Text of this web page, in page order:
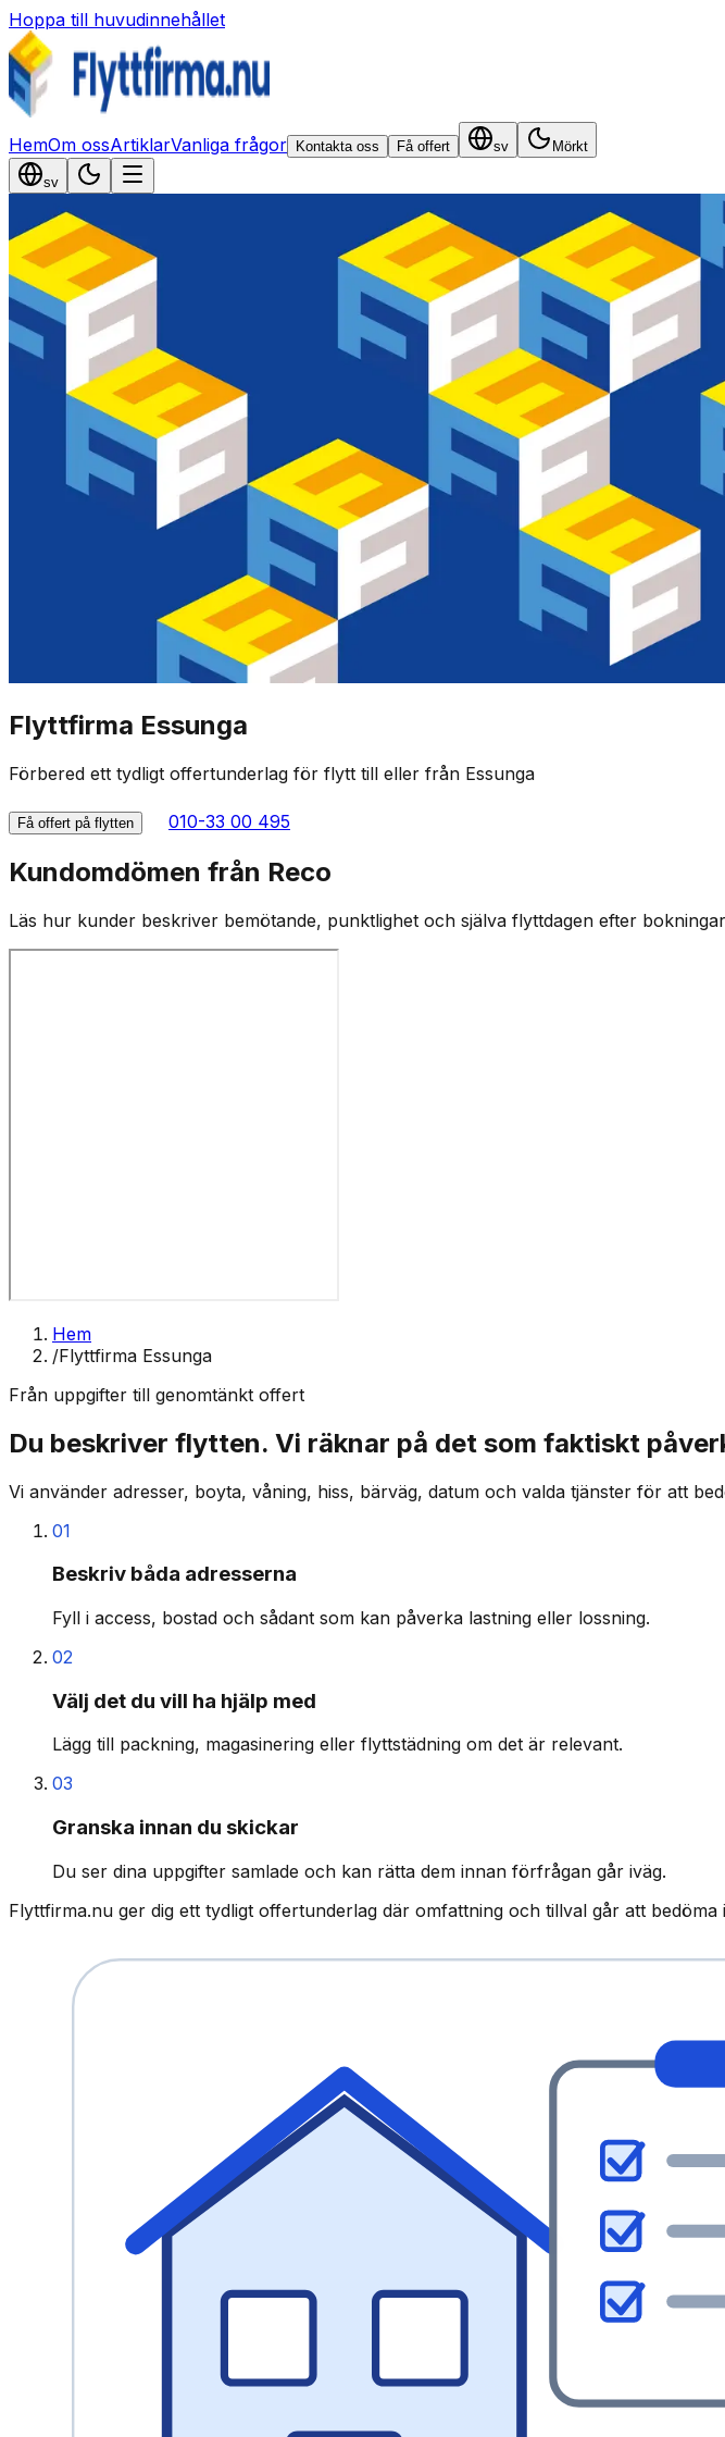
Hoppa till huvudinnehållet
HemOm ossArtiklarVanliga frågor Kontakta oss Få offert sv Mörkt
sv
Flyttfirma Essunga
Förbered ett tydligt offertunderlag för flytt till eller från Essunga
Få offert på flytten 010-33 00 495
Kundomdömen från Reco
Läs hur kunder beskriver bemötande, punktlighet och själva flyttdagen efter
Hem
/Flyttfirma Essunga
Från uppgifter till genomtänkt offert
Du beskriver flytten. Vi räknar på det som faktiskt
Vi använder adresser, boyta, våning, hiss, bärväg, datum och valda tjänster för att
01
Beskriv båda adresserna
Fyll i access, bostad och sådant som kan påverka lastning eller lossning.
02
Välj det du vill ha hjälp med
Lägg till packning, magasinering eller flyttstädning om det är relevant.
03
Granska innan du skickar
Du ser dina uppgifter samlade och kan rätta dem innan förfrågan går iväg.
Flyttfirma.nu ger dig ett tydligt offertunderlag där omfattning och tillval går att bedöma